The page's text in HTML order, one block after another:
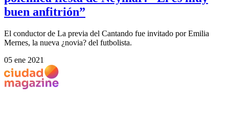
buen anfitrión”
El conductor de La previa del Cantando fue invitado por Emilia
Mernes, la nueva ¿novia? del futbolista.
05 ene 2021